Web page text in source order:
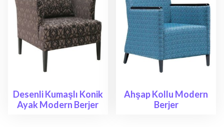
Desenli Kumaşlı Konik
Ayak Modern Berjer
Ahşap Kollu Modern
Berjer